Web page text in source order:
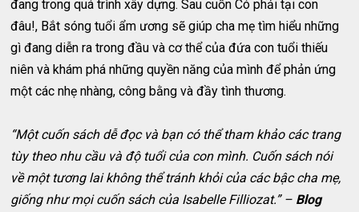
đang trong quá trình xây dựng. Sau cuốn Có phải tại con
đâu!, Bắt sóng tuổi ẩm ương sẽ giúp cha mẹ tìm hiểu những
gì đang diễn ra trong đầu và cơ thể của đứa con tuổi thiếu
niên và khám phá những quyền năng của mình để phản ứng
một các nhẹ nhàng, công bằng và đầy tình thương.
“Một cuốn sách dễ đọc và bạn có thể tham khảo các trang
tùy theo nhu cầu và độ tuổi của con mình. Cuốn sách nói
về một tương lai không thể tránh khỏi của các bậc cha mẹ,
giống như mọi cuốn sách của Isabelle Filliozat.” – Blog